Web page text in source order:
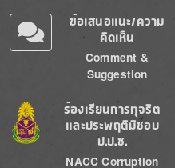
ข้อเสนอแนะ/ความ
คิดเห็น
Comment &
Suggestion
Image
ร้องเรียนการทุจริต
และประพฤติมิชอบ
ป.ป.ช.
NACC Corruption